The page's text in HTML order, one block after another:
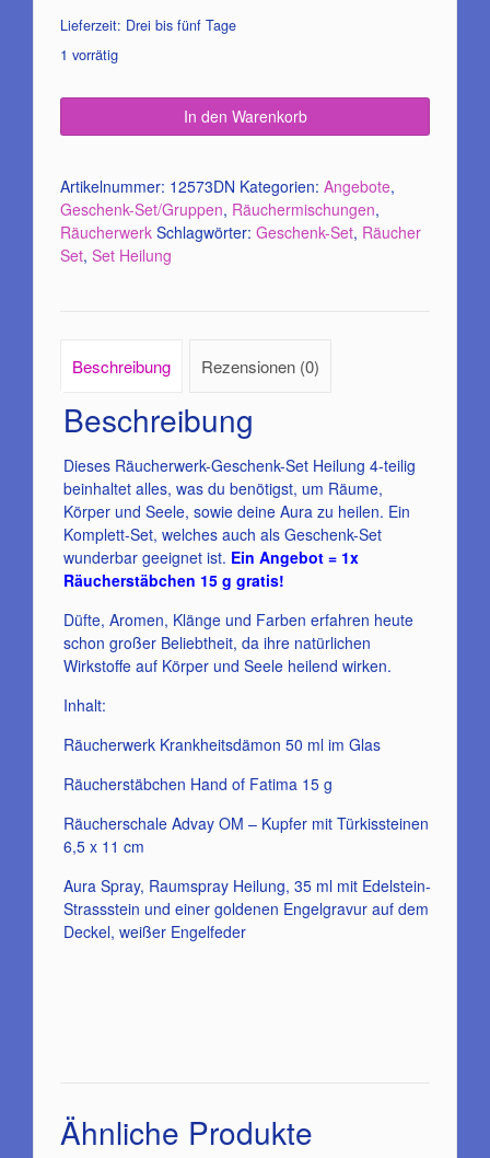
Lieferzeit: Drei bis fünf Tage
1 vorrätig
In den Warenkorb
Artikelnummer: 12573DN Kategorien: Angebote,
Geschenk-Set/Gruppen, Räuchermischungen,
Räucherwerk Schlagwörter: Geschenk-Set, Räucher
Set, Set Heilung
Beschreibung Rezensionen (0)
Beschreibung
Dieses Räucherwerk-Geschenk-Set Heilung 4-teilig
beinhaltet alles, was du benötigst, um Räume,
Körper und Seele, sowie deine Aura zu heilen. Ein
Komplett-Set, welches auch als Geschenk-Set
wunderbar geeignet ist. Ein Angebot = 1x
Räucherstäbchen 15 g gratis!
Düfte, Aromen, Klänge und Farben erfahren heute
schon großer Beliebtheit, da ihre natürlichen
Wirkstoffe auf Körper und Seele heilend wirken.
Inhalt:
Räucherwerk Krankheitsdämon 50 ml im Glas
Räucherstäbchen Hand of Fatima 15 g
Räucherschale Advay OM – Kupfer mit Türkissteinen
6,5 x 11 cm
Aura Spray, Raumspray Heilung, 35 ml mit Edelstein-
Strassstein und einer goldenen Engelgravur auf dem
Deckel, weißer Engelfeder
Ähnliche Produkte